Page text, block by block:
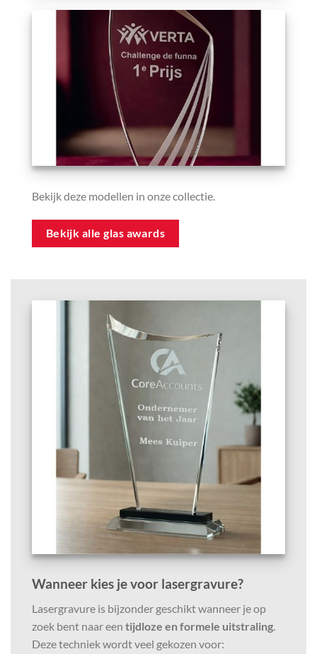
Bekijk deze modellen in onze collectie.
Bekijk alle glas awards
Wanneer kies je voor lasergravure?
Lasergravure is bijzonder geschikt wanneer je op
zoek bent naar een tijdloze en formele uitstraling
Deze techniek wordt veel gekozen voor: